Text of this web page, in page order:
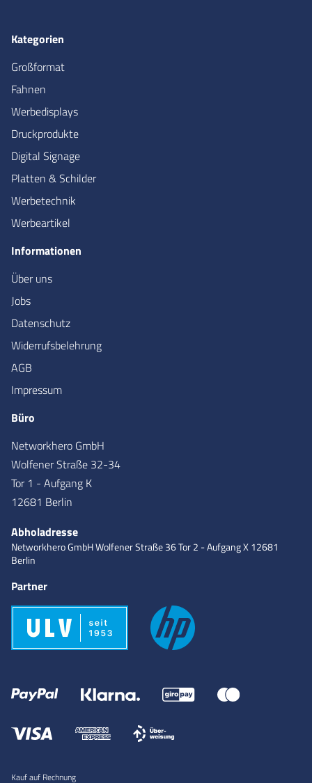
Kategorien
Großformat
Fahnen
Werbedisplays
Druckprodukte
Digital Signage
Platten & Schilder
Werbetechnik
Werbeartikel
Informationen
Über uns
Jobs
Datenschutz
Widerrufsbelehrung
AGB
Impressum
Büro
Networkhero GmbH
Wolfener Straße 32-34
Tor 1 - Aufgang K
12681 Berlin
Abholadresse
Networkhero GmbHWolfener Straße 36Tor 2 - Aufgang X12681
Berlin
Partner
Kauf auf Rechnung